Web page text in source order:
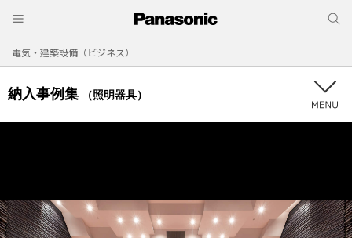
電気・建築設備（ビジネス）
納入事例集 （照明器具）